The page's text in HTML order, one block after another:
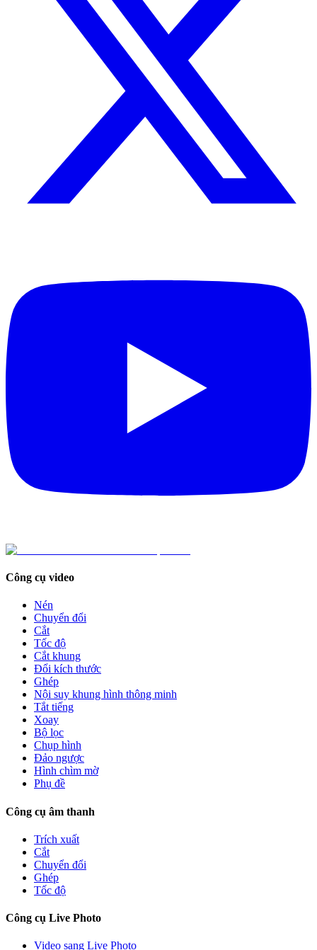
Công cụ video
Nén
Chuyển đổi
Cắt
Tốc độ
Cắt khung
Đổi kích thước
Ghép
Nội suy khung hình thông minh
Tắt tiếng
Xoay
Bộ lọc
Chụp hình
Đảo ngược
Hình chìm mờ
Phụ đề
Công cụ âm thanh
Trích xuất
Cắt
Chuyển đổi
Ghép
Tốc độ
Công cụ Live Photo
Video sang Live Photo